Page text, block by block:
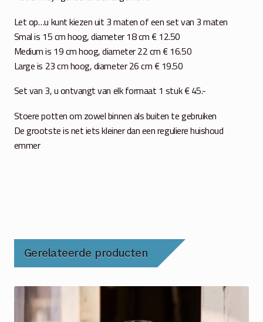
Let op…u kunt kiezen uit 3 maten of een set van 3 maten
Smal is 15 cm hoog, diameter 18 cm € 12.50
Medium is 19 cm hoog, diameter 22 cm € 16.50
Large is 23 cm hoog, diameter 26 cm € 19.50
Set van 3, u ontvangt van elk formaat 1 stuk € 45.-
Stoere potten om zowel binnen als buiten te gebruiken
De grootste is net iets kleiner dan een reguliere huishoud
emmer
Gerelateerde producten